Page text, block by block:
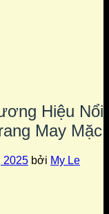
Hiệu Nổi
May Mặc
2025 bởi My Le